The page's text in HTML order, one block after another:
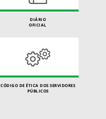
DIÁRIO
OFICIAL
CÓDIGO DE ÉTICA DOS SERVIDORES
PÚBLICOS